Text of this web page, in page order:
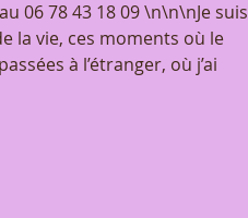
06 78 43 18 09 \n\n\nJe suis
la vie, ces moments où le
à l’étranger, où j’ai